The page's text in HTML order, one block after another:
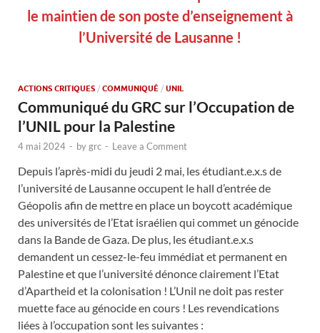
le maintien de son poste d’enseignement à
l’Université de Lausanne !
ACTIONS CRITIQUES / COMMUNIQUÉ / UNIL
Communiqué du GRC sur l’Occupation de
l’UNIL pour la Palestine
4 mai 2024 - bygrc - Leave a Comment
Depuis l’après-midi du jeudi 2 mai, les étudiant.e.x.s de
l’université de Lausanne occupent le hall d’entrée de
Géopolis afin de mettre en place un boycott académique
des universités de l’Etat israélien qui commet un génocide
dans la Bande de Gaza. De plus, les étudiant.e.x.s
demandent un cessez-le-feu immédiat et permanent en
Palestine et que l’université dénonce clairement l’Etat
d’Apartheid et la colonisation ! L’Unil ne doit pas rester
muette face au génocide en cours ! Les revendications
liées à l’occupation sont les suivantes :